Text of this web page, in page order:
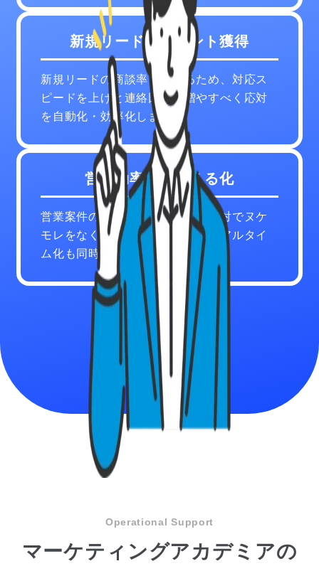
新規リードアポイント獲得
新規リードの商談率を上げるため、対応ス
ピードを上げと連絡回数を増やすべく応対
を自動化・効率化します。
営業効率化・見える化
営業案件の停滞を防ぎつつ自動応対でヌケ
モレをなくします。また実績のリアルタイ
ム化も同時に可能です。
Operational Support
マーケティングアカデミアの